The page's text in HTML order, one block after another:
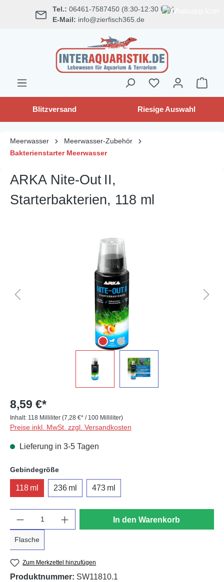
springen Tel.: 06461-7587450 (8:30-12:30 Uhr)
E-Mail: info@zierfisch365.de
Blitzversand Riesige Auswahl
Meerwasser
Meerwasser-Zubehör
Bakterienstarter Meerwasser
ARKA Nite‑Out II,
Starterbakterien, 118 ml
Bildergalerie überspringen
8,59 €*
Inhalt: 118 Milliliter (7,28 €* / 100 Milliliter)
Preise inkl. MwSt. zzgl. Versandkosten
Lieferung in 3-5 Tagen
Gebindegrößeauswählen
118 ml 236 ml 473 ml
Flasche
In den Warenkorb
Zum Merkzettel hinzufügen
Produktnummer: SW11810.1